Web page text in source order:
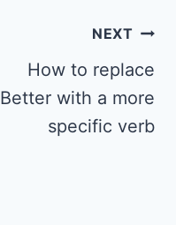
NEXT
How to replace
Better with a more
specific verb